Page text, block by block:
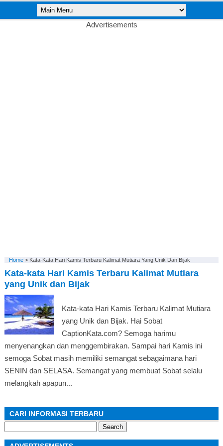
Advertisements
Home> Kata-Kata Hari Kamis Terbaru Kalimat Mutiara Yang Unik Dan Bijak
Kata-kata Hari Kamis Terbaru Kalimat Mutiara
yang Unik dan Bijak
Kata-kata Hari Kamis Terbaru Kalimat Mutiara
yang Unik dan Bijak. Hai Sobat
CaptionKata.com? Semoga harimu
menyenangkan dan menggembirakan. Sampai hari Kamis ini
semoga Sobat masih memiliki semangat sebagaimana hari
SENIN dan SELASA. Semangat yang membuat Sobat selalu
melangkah apapun...
CARI INFORMASI TERBARU
for: